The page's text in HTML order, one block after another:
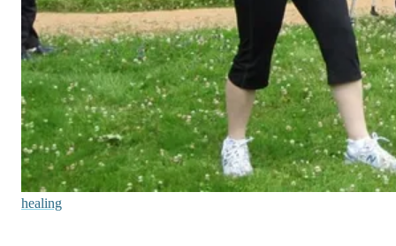
healing